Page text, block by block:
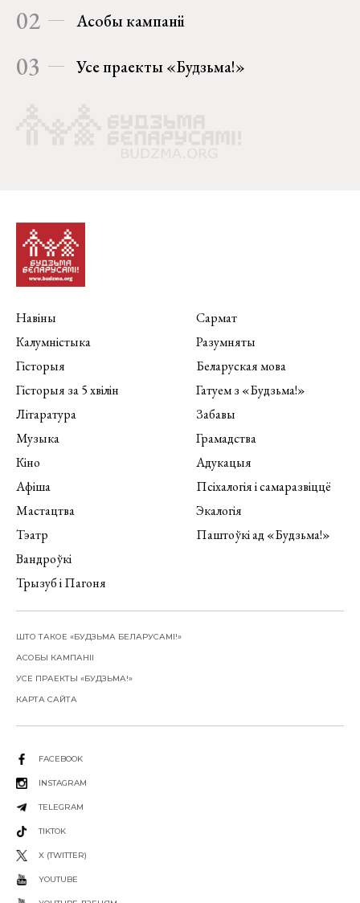
02 Асобы кампаніі
03 Усе праекты «Будзьма!»
Навіны
Калумністыка
Гісторыя
Гісторыя за 5 хвілін
Літаратура
Музыка
Кіно
Афіша
Мастацтва
Тэатр
Вандроўкі
Трызуб і Пагоня
Сармат
Разумняты
Беларуская мова
Гатуем з «Будзьма!»
Забавы
Грамадства
Адукацыя
Псіхалогія і самаразвіццё
Экалогія
Паштоўкі ад «Будзьма!»
ШТО ТАКОЕ «БУДЗЬМА БЕЛАРУСАМІ!»
АСОБЫ КАМПАНІІ
УСЕ ПРАЕКТЫ «БУДЗЬМА!»
КАРТА САЙТА
FACEBOOK
INSTAGRAM
TELEGRAM
TIKTOK
X (TWITTER)
YOUTUBE